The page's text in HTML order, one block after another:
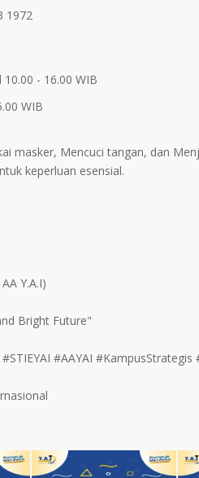
1972
10.00 - 16.00 WIB
WIB
masker, Mencuci tangan, dan
keperluan esensial.
Y.A.I)
Bright Future"
#AAYAI